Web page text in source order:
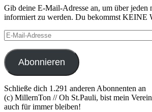
Gib deine E-Mail-Adresse an, um über jeden
informiert zu werden. Du bekommst KEINE
E-
Mail-
Adresse
Abonnieren
Schließe dich 1.291 anderen Abonnenten an
(c) MillernTon // Oh St.Pauli, bist mein
auch für immer bleiben!